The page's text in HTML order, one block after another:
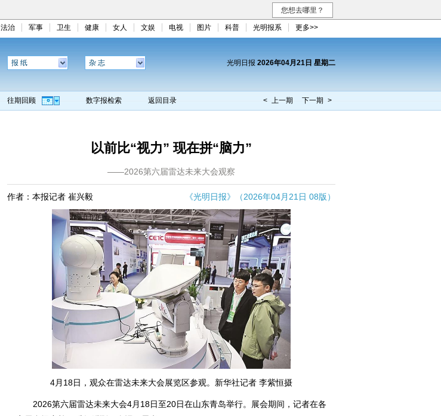
您想去哪里？
法治 军事 卫生 健康 女人 文娱 电视 图片 科普 光明报系 更多>>
报 纸 杂 志 光明日报 2026年04月21日 星期二
往期回顾 数字报检索 返回目录 < 上一期 下一期 >
以前比“视力” 现在拼“脑力”
——2026第六届雷达未来大会观察
作者：本报记者 崔兴毅 《光明日报》（2026年04月21日 08版）
4月18日，观众在雷达未来大会展览区参观。新华社记者 李紫恒摄
2026第六届雷达未来大会4月18日至20日在山东青岛举行。展会期间，记者在各